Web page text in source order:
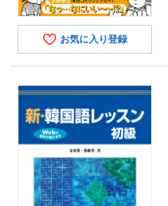
お気に入り登録